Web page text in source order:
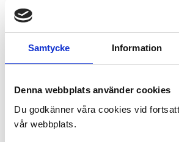
Samtycke Information
Denna webbplats använder cookies
Du godkänner våra cookies vid
vår webbplats.